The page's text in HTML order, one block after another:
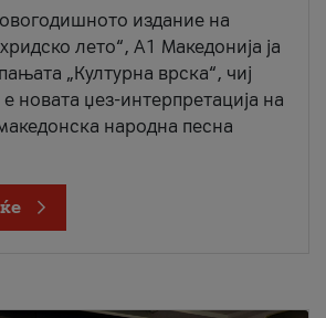
издание на
лето“, А1 Македонија ја
„Културна врска“, чиј
новата џез-интерпретација на
народна песна